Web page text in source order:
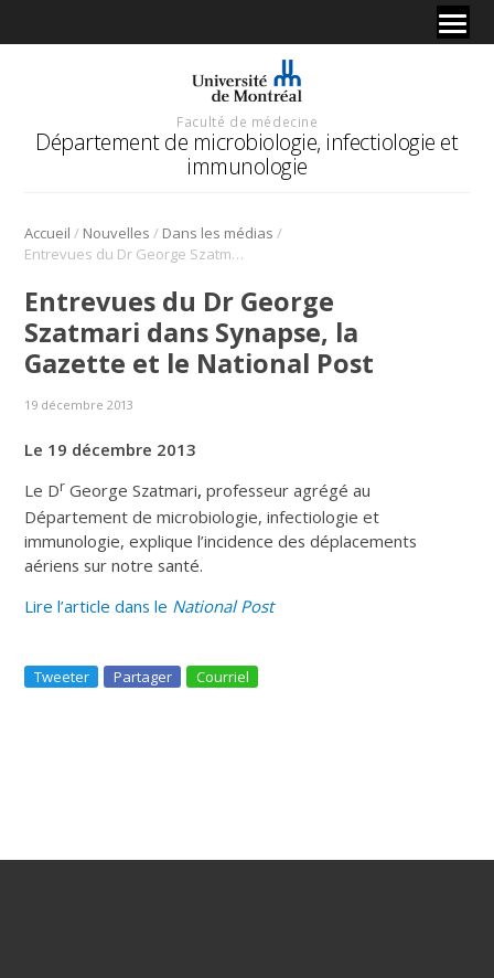
Faculté de médecine
Département de microbiologie, infectiologie et
immunologie
Accueil / Nouvelles / Dans les médias /
Entrevues du Dr George Szatmari dans Synapse, la Gazette et le National Post
Entrevues du Dr George
Szatmari dans Synapse, la
Gazette et le National Post
19 décembre 2013
Le 19 décembre 2013
Le Dr George Szatmari, professeur agrégé au
Département de microbiologie, infectiologie et
immunologie, explique l’incidence des déplacements
aériens sur notre santé.
Lire l’article dans le National Post
Tweeter Partager Courriel